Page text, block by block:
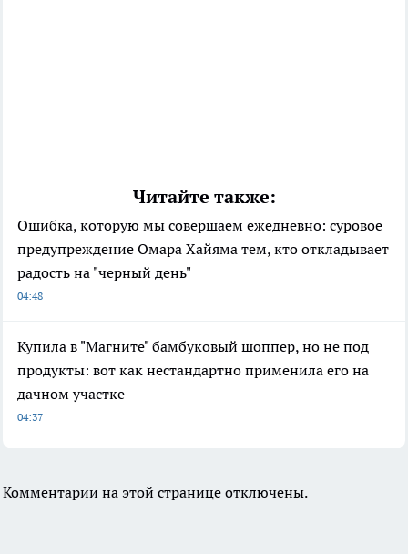
Читайте также:
Ошибка, которую мы совершаем ежедневно: суровое
предупреждение Омара Хайяма тем, кто откладывает
радость на "черный день"
04:48
Купила в "Магните" бамбуковый шоппер, но не под
продукты: вот как нестандартно применила его на
дачном участке
04:37
Комментарии на этой странице отключены.